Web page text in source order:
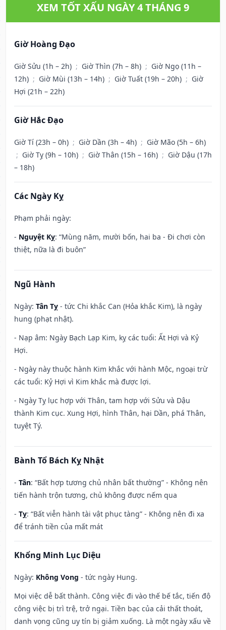
XEM TỐT XẤU NGÀY 4 THÁNG 9
Giờ Hoàng Đạo
Giờ Sửu (1h – 2h) ; Giờ Thìn (7h – 8h) ; Giờ Ngọ (11h –
12h) ; Giờ Mùi (13h – 14h) ; Giờ Tuất (19h – 20h) ; Giờ
Hợi (21h – 22h)
Giờ Hắc Đạo
Giờ Tí (23h – 0h) ; Giờ Dần (3h – 4h) ; Giờ Mão (5h – 6h)
; Giờ Tỵ (9h – 10h) ; Giờ Thân (15h – 16h) ; Giờ Dậu (17h
– 18h)
Các Ngày Kỵ
Phạm phải ngày:
- Nguyệt Kỵ: “Mùng năm, mười bốn, hai ba - Đi chơi còn
thiệt, nữa là đi buôn”
Ngũ Hành
Ngày: Tân Tỵ - tức Chi khắc Can (Hỏa khắc Kim), là ngày
hung (phạt nhật).
- Nạp âm: Ngày Bạch Lạp Kim, kỵ các tuổi: Ất Hợi và Kỷ
Hợi.
- Ngày này thuộc hành Kim khắc với hành Mộc, ngoại trừ
các tuổi: Kỷ Hợi vì Kim khắc mà được lợi.
- Ngày Tỵ lục hợp với Thân, tam hợp với Sửu và Dậu
thành Kim cục. Xung Hợi, hình Thân, hại Dần, phá Thân,
tuyệt Tý.
Bành Tổ Bách Kỵ Nhật
- Tân: “Bất hợp tương chủ nhân bất thường” - Không nên
tiến hành trộn tương, chủ không được nếm qua
- Tỵ: “Bất viễn hành tài vật phục tàng” - Không nên đi xa
để tránh tiền của mất mát
Khổng Minh Lục Diệu
Ngày: Không Vong - tức ngày Hung.
Mọi việc dễ bất thành. Công việc đi vào thế bế tắc, tiến độ
công việc bị trì trệ, trở ngại. Tiền bạc của cải thất thoát,
danh vọng cũng uy tín bị giảm xuống. Là một ngày xấu về